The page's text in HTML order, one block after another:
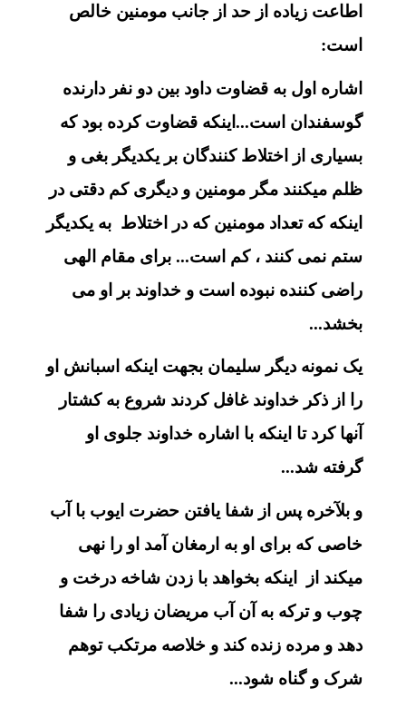
اطاعت زیاده از حد از جانب مومنین خالص
است:
اشاره اول به قضاوت داود بین دو نفر دارنده
گوسفندان است...اینکه قضاوت کرده بود که
بسیاری از اختلاط کنندگان بر یکدیگر بغی و
ظلم میکنند مگر مومنین و دیگری کم دقتی در
اینکه که تعداد مومنین که در اختلاط به یکدیگر
ستم نمی کنند ، کم است... برای مقام الهی
راضی کننده نبوده است و خداوند بر او می
بخشد...
یک نمونه دیگر سلیمان بجهت اینکه اسبانش او
را از ذکر خداوند غافل کردند شروع به کشتار
آنها کرد تا اینکه با اشاره خداوند جلوی او
گرفته شد...
و بلآخره پس از شفا یافتن حضرت ایوب با آب
خاصی که برای او به ارمغان آمد او را نهی
میکند از اینکه بخواهد با زدن شاخه درخت و
چوب و ترکه به آن آب مریضان زیادی را شفا
دهد و مرده زنده کند و خلاصه مرتکب توهم
شرک و گناه شود...